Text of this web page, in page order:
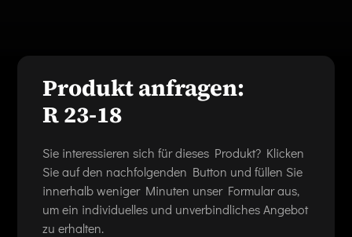
Produkt anfragen:
R 23-18
Sie interessieren sich für dieses Produkt? Klicken
Sie auf den nachfolgenden Button und füllen Sie
innerhalb weniger Minuten unser Formular aus,
um ein individuelles und unverbindliches Angebot
zu erhalten.